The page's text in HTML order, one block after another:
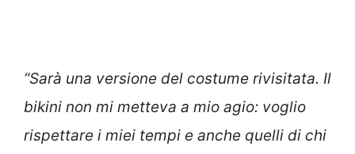
“Sarà una versione del costume rivisitata. Il
bikini non mi metteva a mio agio: voglio
rispettare i miei tempi e anche quelli di chi